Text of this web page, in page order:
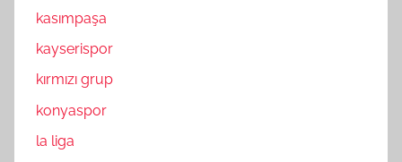
kasımpaşa
kayserispor
kırmızı grup
konyaspor
la liga